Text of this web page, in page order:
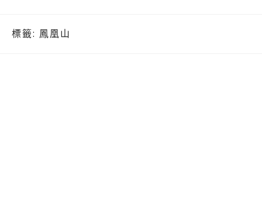
標籤: 鳳凰山